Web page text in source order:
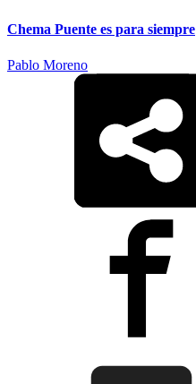
Chema Puente es para siempre
Pablo Moreno